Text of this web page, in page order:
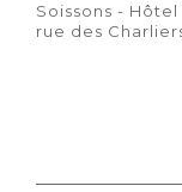
Soissons -
rue des